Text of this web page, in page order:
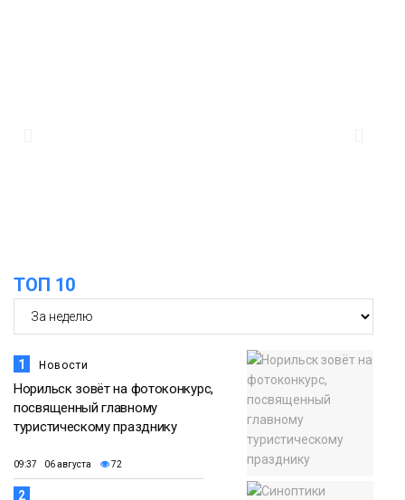
ТОП 10
1 Новости
Норильск зовёт на фотоконкурс,
посвященный главному
туристическому празднику
09:37 06 августа 72
2